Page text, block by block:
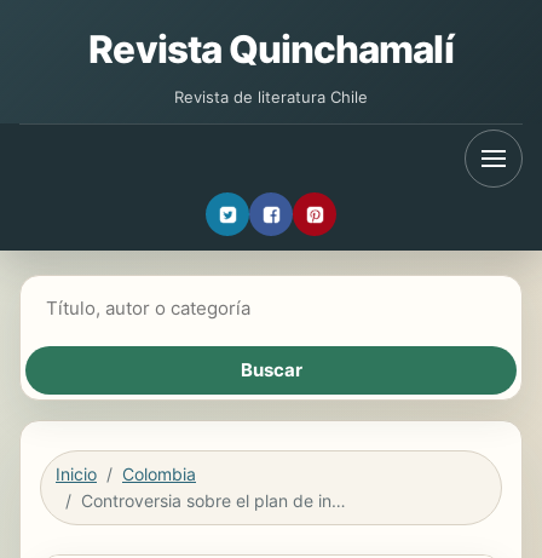
Revista Quinchamalí
Revista de literatura Chile
Inicio
Colombia
Controversia sobre el plan de integración nacional